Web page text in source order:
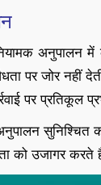
अनुपालन
पर जोर नहीं
पर प्रतिकूल
को उजागर करते